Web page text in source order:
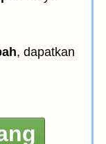
, dapatkan